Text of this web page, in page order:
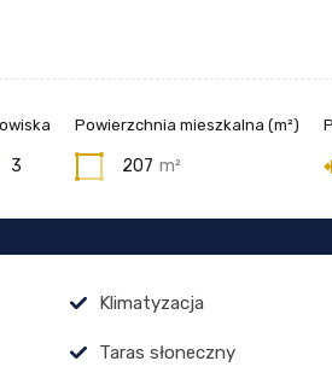
3
Powierzchnia mieszkalna (m²)
207 m²
Klimatyzacja
Taras słoneczny